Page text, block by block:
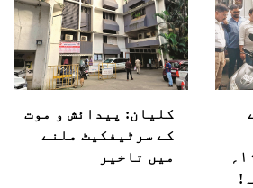
کھڑی کروانے پر ۱۰؍
کلیان: پیدائش و موت
کے سرٹیفکیٹ ملنے
میں تاخیر